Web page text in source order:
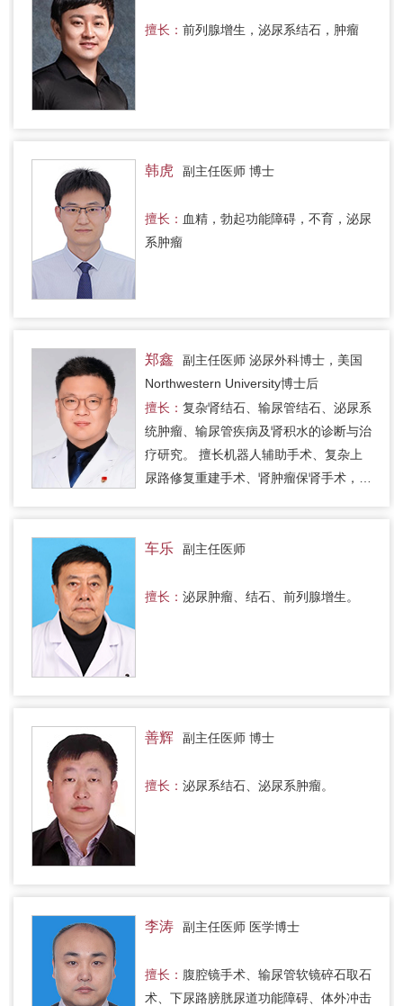
擅长： 前列腺增生，泌尿系结石，肿瘤
韩虎 副主任医师 博士
擅长： 血精，勃起功能障碍，不育，泌尿
系肿瘤
郑鑫
副主任医师 泌尿外科博士，美国
Northwestern University博士后
擅长： 复杂肾结石、输尿管结石、泌尿系
统肿瘤、输尿管疾病及肾积水的诊断与治
疗研究。 擅长机器人辅助手术、复杂上
尿路修复重建手术、肾肿瘤保肾手术，以
车乐 副主任医师
擅长： 泌尿肿瘤、结石、前列腺增生。
善辉 副主任医师 博士
擅长： 泌尿系结石、泌尿系肿瘤。
李涛 副主任医师 医学博士
擅长： 腹腔镜手术、输尿管软镜碎石取石
术、下尿路膀胱尿道功能障碍、体外冲击